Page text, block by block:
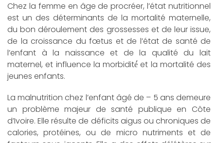
Chez la femme en âge de procréer, l’état nutritionnel
est un des déterminants de la mortalité maternelle,
du bon déroulement des grossesses et de leur issue,
de la croissance du fœtus et de l’état de santé de
l’enfant à la naissance et de la qualité du lait
maternel, et influence la morbidité́ et la mortalité des
jeunes enfants.
La malnutrition chez l’enfant âgé de – 5 ans demeure
un problème majeur de santé publique en Côte
d’Ivoire. Elle résulte de déficits aigus ou chroniques de
calories, protéines, ou de micro nutriments et de